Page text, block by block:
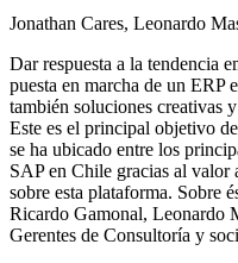
Jonathan Cares, Leonardo
Dar respuesta a la tendencia
puesta en marcha de un ERP
también soluciones creativas
Este es el principal objetivo
se ha ubicado entre los
SAP en Chile gracias al valor
sobre esta plataforma. Sobre
Ricardo Gamonal, Leonardo
Gerentes de Consultoría y